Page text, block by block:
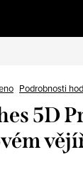
Podrobnosti
5D